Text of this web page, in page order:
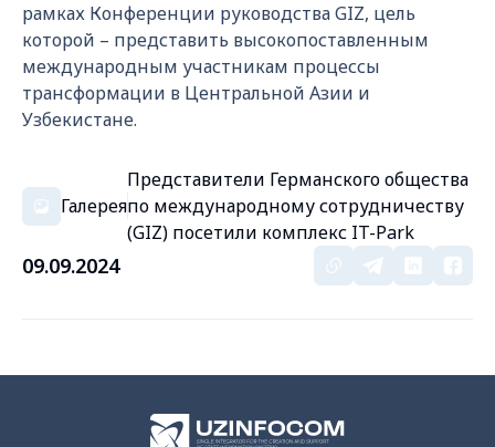
рамках Конференции руководства GIZ, цель
которой – представить высокопоставленным
международным участникам процессы
трансформации в Центральной Азии и
Узбекистане.
Галерея
Представители Германского общества
по международному сотрудничеству
(GIZ) посетили комплекс IT-Park
09.09.2024